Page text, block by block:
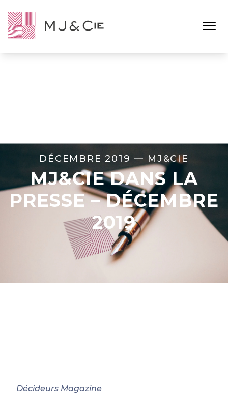
Ouvrir
MJ&CIE DANS LA
PRESSE – DÉCEMBRE
2019
DÉCEMBRE 2019 — MJ&CIE
Décideurs Magazine